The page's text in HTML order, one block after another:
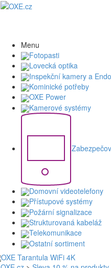
Menu
Fotopasti
Lovecká optika
Inspekční kamery a
Kominické potřeby
OXE Power
Kamerové systémy
Domovní videotelefony
Přístupové systémy
Požární signalizace
Strukturovaná kabeláž
Telekomunikace
Ostatní sortiment